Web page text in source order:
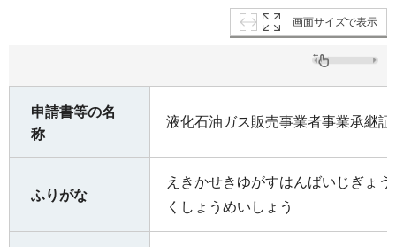
画面サイズで表示
申請書等の名
称
液化石油ガス販売事業者事業承継
ふりがな
えきかせきゆがすはんばいじぎょ
くしょうめいしょう